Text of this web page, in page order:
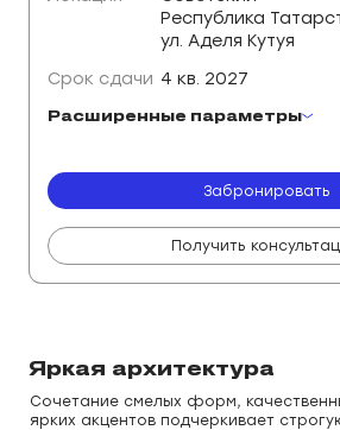
Республика
ул. Аделя Кутуя
Срок сдачи 4 кв. 2027
Отделка
Черновая
Потолки 2.9 м
Вид Двор
Расширенные параметры
Забронировать
Получить
Яркая архитектура
Сочетание смелых форм,
ярких акцентов подчеркивает